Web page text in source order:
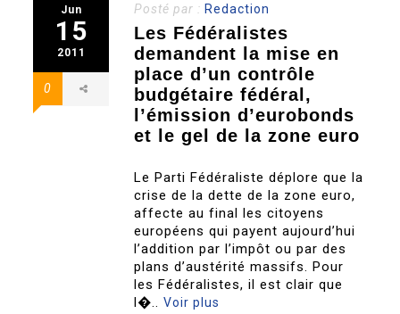
Jun
15
2011
0
Posté par : Redaction
Les Fédéralistes
demandent la mise en
place d’un contrôle
budgétaire fédéral,
l’émission d’eurobonds
et le gel de la zone euro
Le Parti Fédéraliste déplore que la
crise de la dette de la zone euro,
affecte au final les citoyens
européens qui payent aujourd’hui
l’addition par l’impôt ou par des
plans d’austérité massifs. Pour
les Fédéralistes, il est clair que
l�..Voir plus